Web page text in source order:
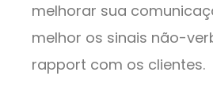
melhorar sua
melhor os sinais não-
rapport com os clientes.